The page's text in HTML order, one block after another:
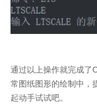
通过以上操作就完成了
常图纸图形的绘制中，
起动手试试吧。